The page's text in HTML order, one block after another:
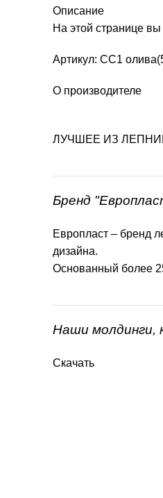
Описание
На этой странице
Артикул: СС1
О производителе
ЛУЧШЕЕ ИЗ
Бренд
Европласт – бренд
дизайна.
Основанный более
Наши молдинги,
Скачать